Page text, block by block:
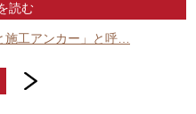
読む
工アンカー」と呼…
next